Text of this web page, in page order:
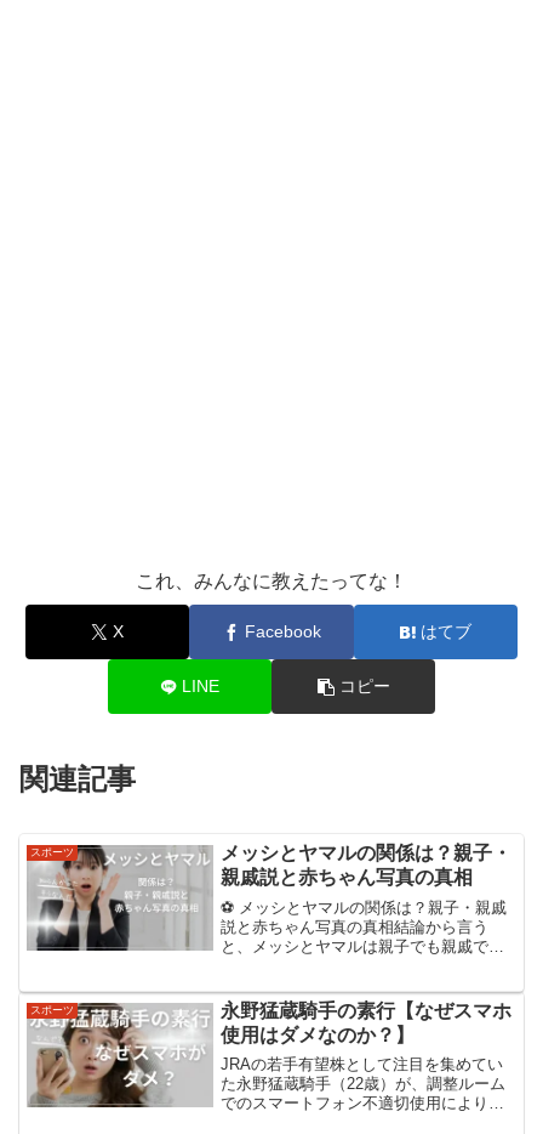
これ、みんなに教えたってな！
X Facebook はてブ
LINE コピー
関連記事
スポーツ
メッシとヤマルの関係は？親子・
親戚説と赤ちゃん写真の真相
⚽ メッシとヤマルの関係は？親子・親戚
説と赤ちゃん写真の真相結論から言う
と、メッシとヤマルは親子でも親戚でも
だ、その出会いが約19年後にワールドカ
ップ決勝という形でつ...
スポーツ
永野猛蔵騎手の素行【なぜスマホ
使用はダメなのか？】
JRAの若手有望株として注目を集めてい
た永野猛蔵騎手（22歳）が、調整ルーム
でのスマートフォン不適切使用により騎